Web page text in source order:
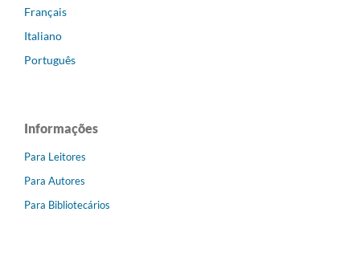
Français
Italiano
Português
Informações
Para Leitores
Para Autores
Para Bibliotecários